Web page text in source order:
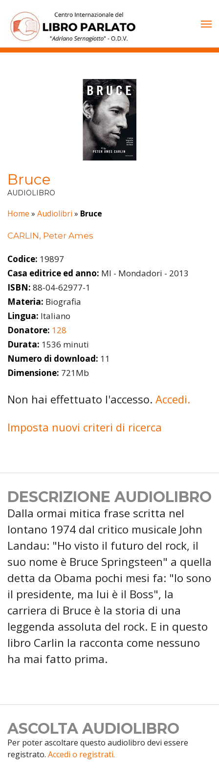
contenuto
Bruce
AUDIOLIBRO
Home » Audiolibri » Bruce
CARLIN, Peter Ames
Codice: 19897
Casa editrice ed anno: MI - Mondadori - 2013
ISBN: 88-04-62977-1
Materia: Biografia
Lingua: Italiano
Donatore: 128
Durata: 1536 minuti
Numero di download: 11
Dimensione: 721Mb
Non hai effettuato l'accesso. Accedi.
Imposta nuovi criteri di ricerca
DESCRIZIONE AUDIOLIBRO
Dalla ormai mitica frase scritta nel
lontano 1974 dal critico musicale John
Landau: "Ho visto il futuro del rock, il
suo nome è Bruce Springsteen" a quella
detta da Obama pochi mesi fa: "Io sono
il presidente, ma lui è il Boss", la
carriera di Bruce è la storia di una
leggenda assoluta del rock. E in questo
libro Carlin la racconta come nessuno
ha mai fatto prima.
ASCOLTA AUDIOLIBRO
Per poter ascoltare questo audiolibro devi essere
registrato. Accedi o registrati.